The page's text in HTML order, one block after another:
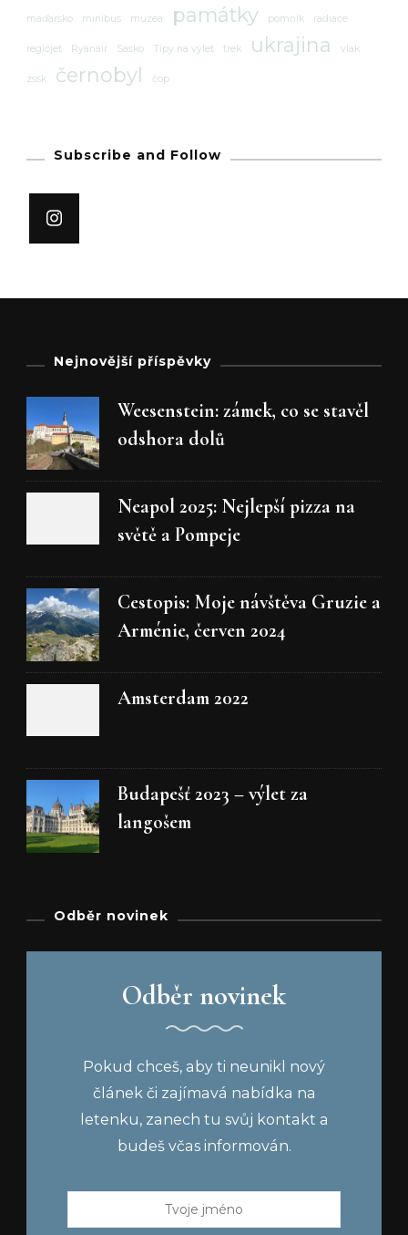
maďarsko minibus muzea památky pomník radiace
regiojet Ryanair Sasko Tipy na výlet trek ukrajina vlak
zssk černobyl čop
Subscribe and Follow
Nejnovější příspěvky
Weesenstein: zámek, co se stavěl
odshora dolů
Neapol 2025: Nejlepší pizza na
světě a Pompeje
Cestopis: Moje návštěva Gruzie a
Arménie, červen 2024
Amsterdam 2022
Budapešť 2023 – výlet za
langošem
Odběr novinek
Odběr novinek
Pokud chceš, aby ti neunikl nový
článek či zajímavá nabídka na
letenku, zanech tu svůj kontakt a
budeš včas informován.